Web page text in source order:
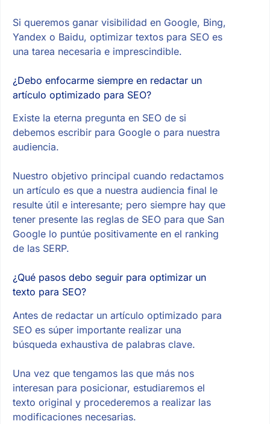
Si queremos ganar visibilidad en Google, Bing,
Yandex o Baidu, optimizar textos para SEO es
una tarea necesaria e imprescindible.
¿Debo enfocarme siempre en redactar un
artículo optimizado para SEO?
Existe la eterna pregunta en SEO de si
debemos escribir para Google o para nuestra
audiencia.
Nuestro objetivo principal cuando redactamos
un artículo es que a nuestra audiencia final le
resulte útil e interesante; pero siempre hay que
tener presente las reglas de SEO para que San
Google lo puntúe positivamente en el ranking
de las SERP.
¿Qué pasos debo seguir para optimizar un
texto para SEO?
Antes de redactar un artículo optimizado para
SEO es súper importante realizar una
búsqueda exhaustiva de palabras clave.
Una vez que tengamos las que más nos
interesan para posicionar, estudiaremos el
texto original y procederemos a realizar las
modificaciones necesarias.